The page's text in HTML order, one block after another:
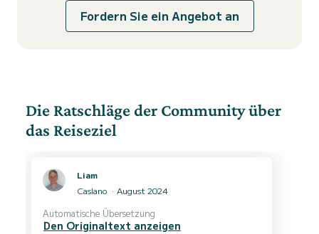
Fordern Sie ein Angebot an
Die Ratschläge der Community über
das Reiseziel
Liam
Caslano
August 2024
Automatische Übersetzung
Den Originaltext anzeigen